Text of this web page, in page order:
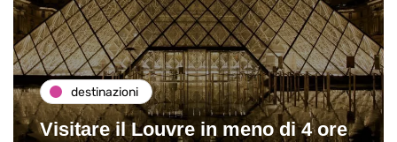
destinazioni
Visitare il Louvre in meno di 4 ore